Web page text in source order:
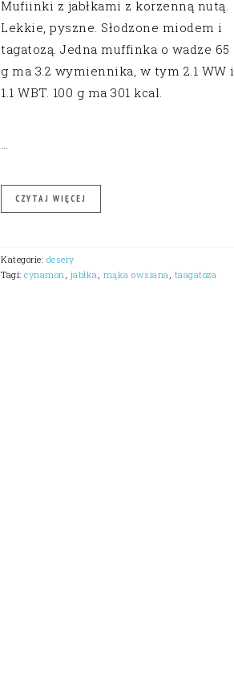
Mufiinki z jabłkami z korzenną nutą.
Lekkie, pyszne. Słodzone miodem i
tagatozą. Jedna muffinka o wadze 65
g ma 3.2 wymiennika, w tym 2.1 WW i
1.1 WBT. 100 g ma 301 kcal.
…
CZYTAJ WIĘCEJ
Kategorie: desery
Tagi: cynamon, jabłka, mąka owsiana, taagatoza